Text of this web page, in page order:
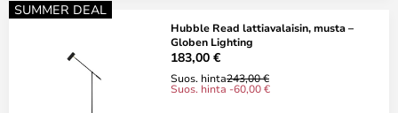
SUMMER DEAL
Hubble Read lattiavalaisin, musta –
Globen Lighting
183,00 €
Suos. hinta243,00 €
Suos. hinta -60,00 €